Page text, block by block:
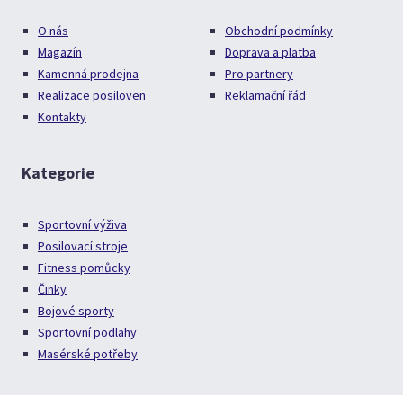
O nás
Magazín
Kamenná prodejna
Realizace posiloven
Kontakty
Obchodní podmínky
Doprava a platba
Pro partnery
Reklamační řád
Kategorie
Sportovní výživa
Posilovací stroje
Fitness pomůcky
Činky
Bojové sporty
Sportovní podlahy
Masérské potřeby